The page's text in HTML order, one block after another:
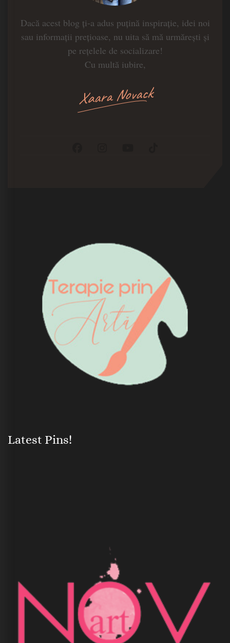
Dacă acest blog ți-a adus puțină inspirație, idei noi
sau informații prețioase, nu uita să mă urmărești și
pe rețelele de socializare!
Cu multă iubire,
Xaara Novack
Latest Pins!